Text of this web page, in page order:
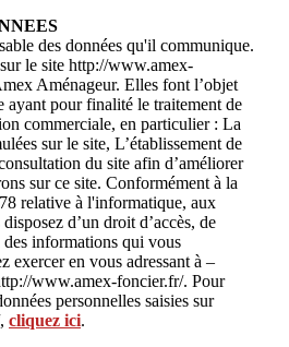
des données qu'il communique.
le site http://www.amex-
Aménageur. Elles font l’objet
ayant pour finalité le traitement de
commerciale, en particulier : La
sur le site, L’établissement de
du site afin d’améliorer
sur ce site. Conformément à la
relative à l'informatique, aux
d’un droit d’accès, de
informations qui vous
exercer en vous adressant à –
www.amex-foncier.fr/. Pour
personnelles saisies sur
cliquez ici.